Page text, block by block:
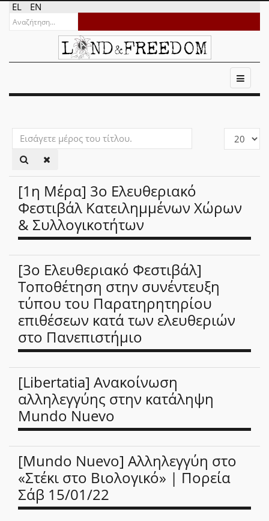
EL EN
Εισάγετε
μέρος
του
τίτλου.
Εμφάνιση
[1η Μέρα] 3ο Ελευθεριακό
Φεστιβάλ Κατειλημμένων Χώρων
& Συλλογικοτήτων
[3ο Ελευθεριακό Φεστιβάλ]
Τοποθέτηση στην συνέντευξη
τύπου του Παρατηρητηρίου
επιθέσεων κατά των ελευθεριών
στο Πανεπιστήμιο
[Libertatia] Ανακοίνωση
αλληλεγγύης στην κατάληψη
Mundo Nuevo
[Mundo Nuevo] Αλληλεγγύη στο
«Στέκι στο Βιολογικό» | Πορεία
Σάβ 15/01/22